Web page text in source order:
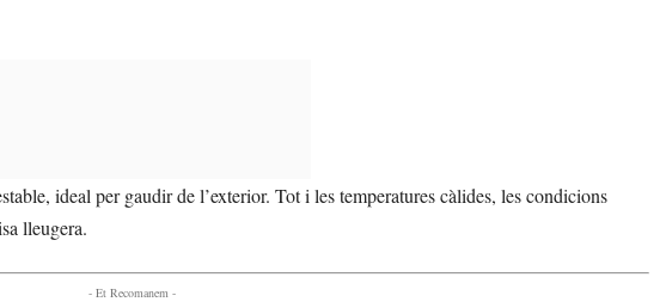
ideal per gaudir de l’exterior. Tot i les temperatures càlides, les condicions
lleugera.
- Et Recomanem -